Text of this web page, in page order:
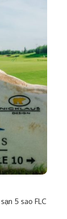
5 sao FLC